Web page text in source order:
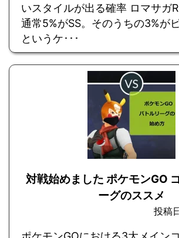
いスタイルが出る確率 ロマサガ
通常5%がSS。そのうちの3%が
というケ･･･
対戦始めました ポケモンGO
ーグのススメ
投稿